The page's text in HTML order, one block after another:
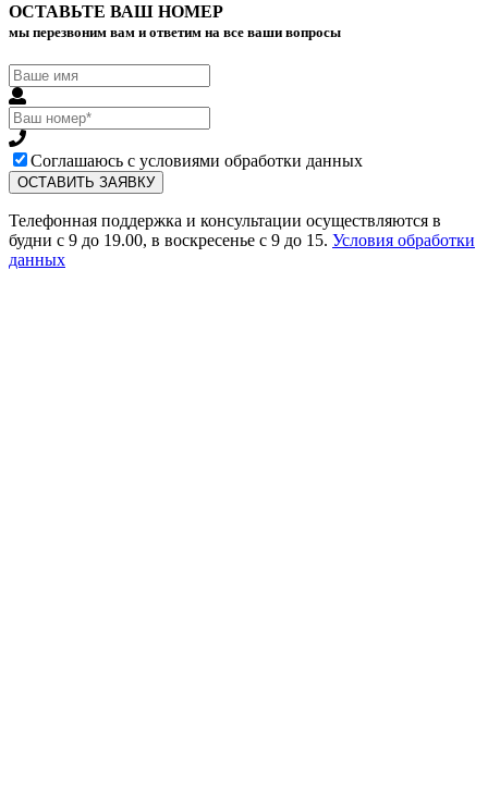
ОСТАВЬТЕ ВАШ НОМЕР
мы перезвоним вам и ответим на все ваши вопросы
Соглашаюсь с условиями обработки данных
Телефонная поддержка и консультации осуществляются в
будни с 9 до 19.00, в воскресенье с 9 до 15. Условия обработки
данных